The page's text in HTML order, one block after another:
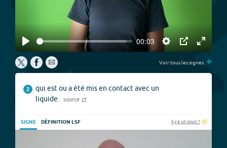
Play
00:03
Settings
PIP
Enter
Voir tous les signes +
2
qui est ou a été mis en contact avec un
liquide.
source
SIGNE DÉFINITION LSF Il y a un souci ?